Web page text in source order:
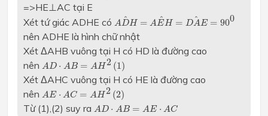
=>HE⊥AC tại E
Xét tứ giác ADHE có
^
A DH = ^
A E H = ^
DA E = 900
D EH E
0
nên ADHE là hình chữ nhật
Xét ΔAHB vuông tại H có HD là đường cao
nên AD ⋅ AB = AH2 (1)
A D⋅ AB=AH2 (1)
Xét ΔAHC vuông tại H có HE là đường cao
nên AE ⋅ AC = AH2 (2)
A E⋅ AC =AH2 (2)
Từ (1),(2) suy ra AD ⋅ AB = AE ⋅ AC
A D⋅ B= ⋅AC